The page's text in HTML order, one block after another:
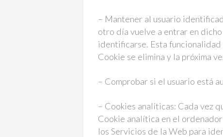
– Mantener al usuario
otro día vuelve a entrar en
identificarse. Esta funcionalidad
Cookie se elimina y la próxima
– Comprobar si el usuario está
– Cookies analíticas: Cada vez
Cookie analítica en el
los Servicios de la Web para